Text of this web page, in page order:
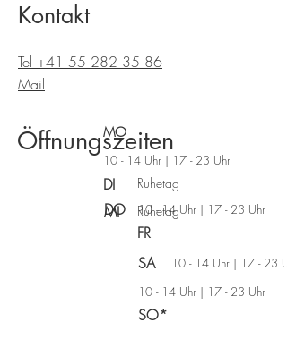
Kontakt
Tel +41 55 282 35 86
Mail
Öffnungszeiten
MO
10 - 14 Uhr | 17 - 23 Uhr
DI Ruhetag
MI Ruhetag
DO 10 - 14 Uhr | 17 - 23 Uhr
FR
10 - 14 Uhr | 17 - 23
SA
10 - 14 Uhr | 17 - 23 Uhr
SO*